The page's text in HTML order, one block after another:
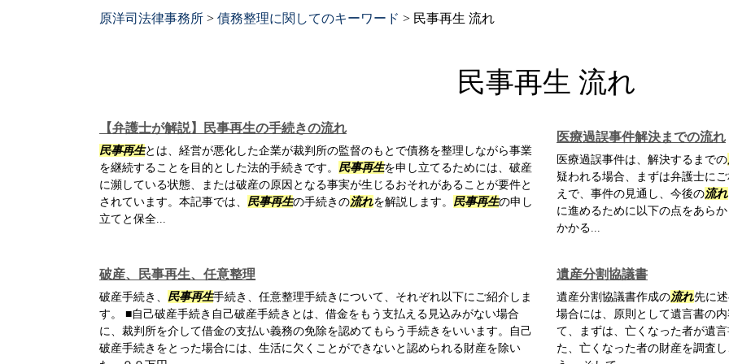
原洋司法律事務所 > 債務整理に関してのキーワード > 民事再生 流れ
民事再生 流れ
【弁護士が解説】民事再生の手続きの流れ
民事再生とは、経営が悪化した企業が裁判所の監督のもとで債務を整理しながら事業
を継続することを目的とした法的手続きです。 民事再生を申し立てるためには、破産
に瀕している状態、または破産の原因となる事実が生じるおそれがあることが要件と
されています。本記事では、 民事再生の手続きの流れを解説します。 民事再生の申し
立てと保全...
医療過誤事件解決までの流れ
医療過誤事件は、解決するまでの
疑われる場合、まずは弁護士に
えで、事件の見通し、今後の流れ
に進めるために以下の点をあら
かかる...
破産、民事再生、任意整理
破産手続き、 民事再生手続き、任意整理手続きについて、それぞれ以下にご紹介しま
す。 ■自己破産手続き自己破産手続きとは、借金をもう支払える見込みがない場合
に、裁判所を介して借金の支払い義務の免除を認めてもらう手続きをいいます。自己
破産手続きをとった場合には、生活に欠くことができないと認められる財産を除い
遺産分割協議書
遺産分割協議書作成の流れ先に
場合には、原則として遺言書の
て、まずは、亡くなった者が遺
た、亡くなった者の財産を調査